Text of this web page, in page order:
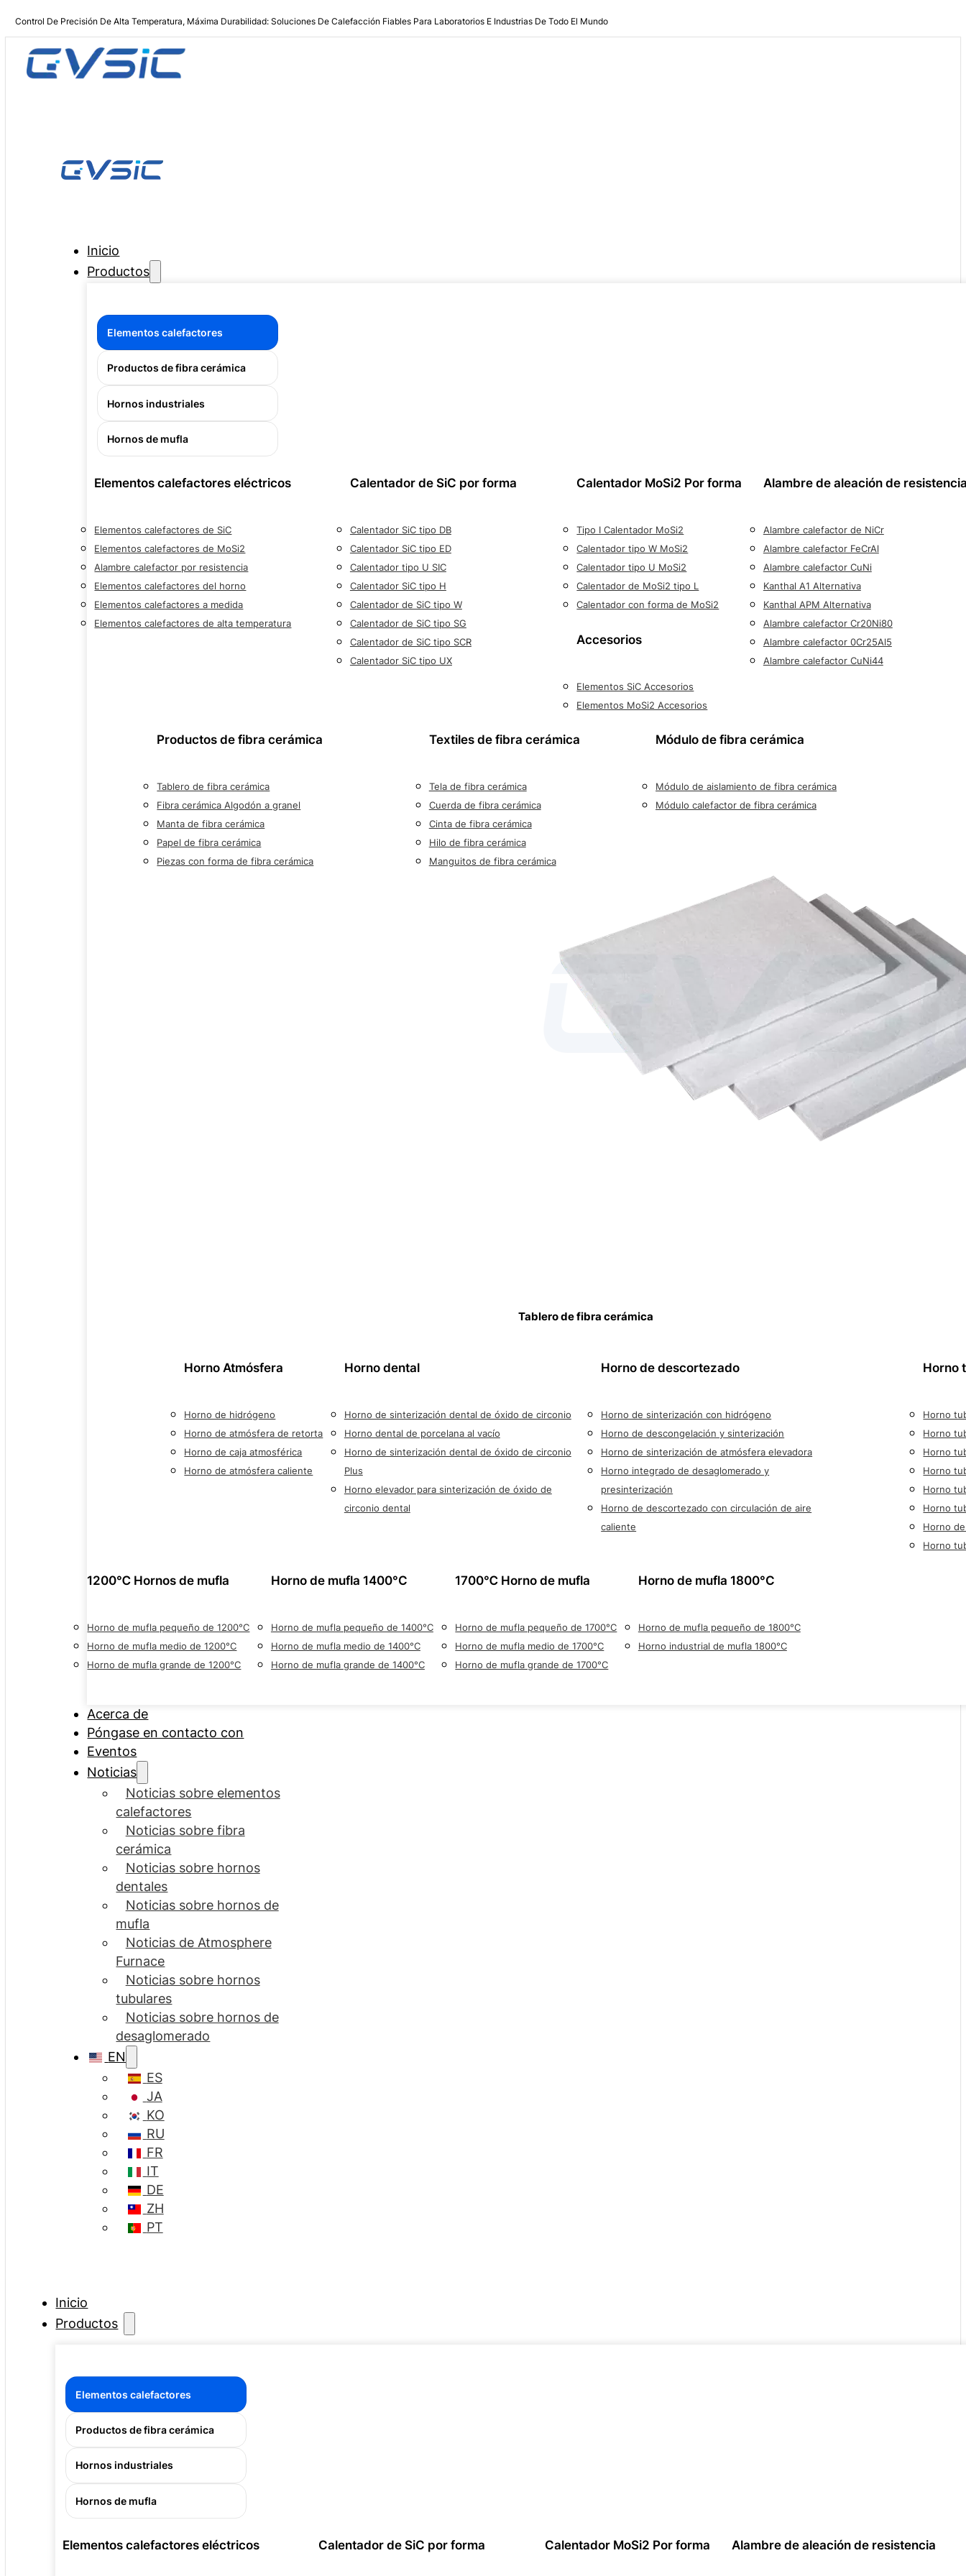
Control De Precisión De Alta Temperatura, Máxima Durabilidad: Soluciones De Calefacción Fiables Para Laboratorios E Industrias De Todo El Mundo
Inicio
Productos
Elementos calefactores
Productos de fibra cerámica
Hornos industriales
Hornos de mufla
Elementos calefactores eléctricos
Elementos calefactores de SiC
Elementos calefactores de MoSi2
Alambre calefactor por resistencia
Elementos calefactores del horno
Elementos calefactores a medida
Elementos calefactores de alta temperatura
Calentador de SiC por forma
Calentador SiC tipo DB
Calentador SiC tipo ED
Calentador tipo U SIC
Calentador SiC tipo H
Calentador de SiC tipo W
Calentador de SiC tipo SG
Calentador de SiC tipo SCR
Calentador SiC tipo UX
Calentador MoSi2 Por forma
Tipo I Calentador MoSi2
Calentador tipo W MoSi2
Calentador tipo U MoSi2
Calentador de MoSi2 tipo L
Calentador con forma de MoSi2
Accesorios
Elementos SiC Accesorios
Elementos MoSi2 Accesorios
Alambre de aleación de
Alambre calefactor de NiCr
Alambre calefactor FeCrAl
Alambre calefactor CuNi
Kanthal A1 Alternativa
Kanthal APM Alternativa
Alambre calefactor Cr20Ni80
Alambre calefactor 0Cr25Al5
Alambre calefactor CuNi44
Productos de fibra cerámica
Tablero de fibra cerámica
Fibra cerámica Algodón a granel
Manta de fibra cerámica
Papel de fibra cerámica
Piezas con forma de fibra cerámica
Textiles de fibra cerámica
Tela de fibra cerámica
Cuerda de fibra cerámica
Cinta de fibra cerámica
Hilo de fibra cerámica
Manguitos de fibra cerámica
Módulo de fibra cerámica
Módulo de aislamiento de fibra cerámica
Módulo calefactor de fibra cerámica
Tablero de fibra cerámica
Horno Atmósfera
Horno de hidrógeno
Horno de atmósfera de retorta
Horno de caja atmosférica
Horno de atmósfera caliente
Horno dental
Horno de sinterización dental de óxido de circonio
Horno dental de porcelana al vacío
Horno de sinterización dental de óxido de circonio
Plus
Horno elevador para sinterización de óxido de
circonio dental
Horno de descortezado
Horno de sinterización con hidrógeno
Horno de descongelación y sinterización
Horno de sinterización de atmósfera elevadora
Horno integrado de desaglomerado y
presinterización
Horno de descortezado con circulación de aire
caliente
Horno
Horno
Horno
Horno
Horno
Horno
Horno
Horno
Horno
1200℃ Hornos de mufla
Horno de mufla pequeño de 1200°C
Horno de mufla medio de 1200°C
Horno de mufla grande de 1200°C
Horno de mufla 1400°C
Horno de mufla pequeño de 1400°C
Horno de mufla medio de 1400°C
Horno de mufla grande de 1400°C
1700℃ Horno de mufla
Horno de mufla pequeño de 1700°C
Horno de mufla medio de 1700°C
Horno de mufla grande de 1700°C
Horno de mufla 1800°C
Horno de mufla pequeño de 1800°C
Horno industrial de mufla 1800°C
Acerca de
Póngase en contacto con
Eventos
Noticias
Noticias sobre elementos
calefactores
Noticias sobre fibra
cerámica
Noticias sobre hornos
dentales
Noticias sobre hornos de
mufla
Noticias de Atmosphere
Furnace
Noticias sobre hornos
tubulares
Noticias sobre hornos de
desaglomerado
EN
ES
JA
KO
RU
FR
IT
DE
ZH
PT
Inicio
Productos
Elementos calefactores
Productos de fibra cerámica
Hornos industriales
Hornos de mufla
Elementos calefactores eléctricos Calentador de SiC por forma Calentador MoSi2 Por forma Alambre de aleación de resistencia